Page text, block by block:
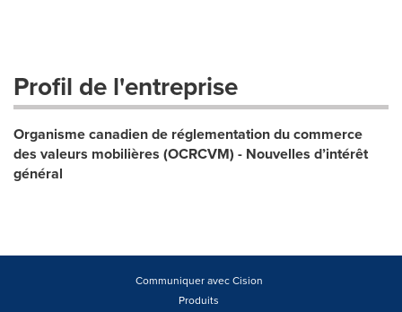
Profil de l'entreprise
Organisme canadien de réglementation du commerce
des valeurs mobilières (OCRCVM) - Nouvelles d’intérêt
général
Communiquer avec Cision
Produits